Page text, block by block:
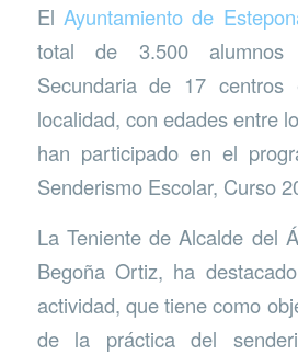
El Ayuntamiento de
total de 3.500
Secundaria de 17 centros
localidad, con edades entre
han participado en el
Senderismo Escolar, Curso
La Teniente de Alcalde del
Begoña Ortiz, ha
actividad, que tiene como
de la práctica del